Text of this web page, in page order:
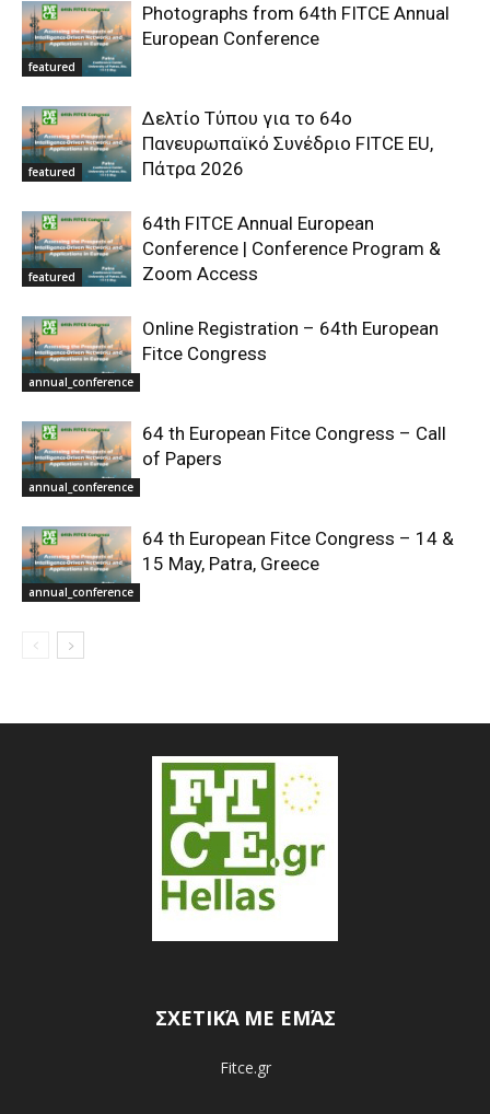
featured
Photographs from 64th FITCE Annual
European Conference
featured
Δελτίο Τύπου για το 64ο
Πανευρωπαϊκό Συνέδριο FITCE EU,
Πάτρα 2026
featured
64th FITCE Annual European
Conference | Conference Program &
Zoom Access
annual_conference
Online Registration – 64th European
Fitce Congress
annual_conference
64 th European Fitce Congress – Call
of Papers
annual_conference
64 th European Fitce Congress – 14 &
15 May, Patra, Greece
ΣΧΕΤΙΚΆ ΜΕ ΕΜΆΣ
Fitce.gr